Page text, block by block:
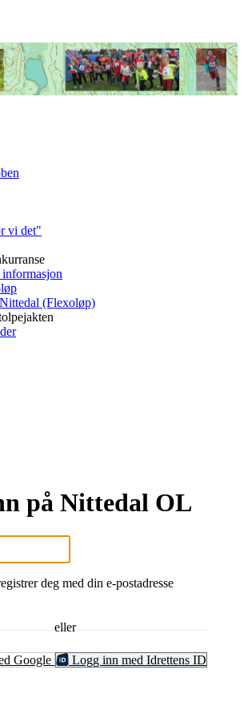
vi det"
(Flexoløp)
på Nittedal OL
deg med din e-postadresse
eller
Google Logg inn med Idrettens ID